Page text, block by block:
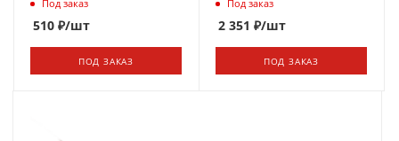
Под заказ
510 ₽/шт
ПОД ЗАКАЗ
Под заказ
2 351 ₽/шт
ПОД ЗАКАЗ